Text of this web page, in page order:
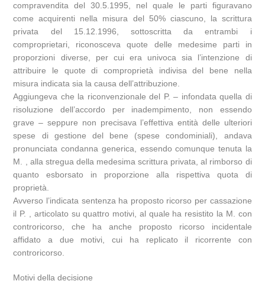
compravendita del 30.5.1995, nel quale le parti figuravano
come acquirenti nella misura del 50% ciascuno, la scrittura
privata del 15.12.1996, sottoscritta da entrambi i
comproprietari, riconosceva quote delle medesime parti in
proporzioni diverse, per cui era univoca sia l’intenzione di
attribuire le quote di comproprietà indivisa del bene nella
misura indicata sia la causa dell’attribuzione.
Aggiungeva che la riconvenzionale del P. – infondata quella di
risoluzione dell’accordo per inadempimento, non essendo
grave – seppure non precisava l’effettiva entità delle ulteriori
spese di gestione del bene (spese condominiali), andava
pronunciata condanna generica, essendo comunque tenuta la
M. , alla stregua della medesima scrittura privata, al rimborso di
quanto esborsato in proporzione alla rispettiva quota di
proprietà.
Avverso l’indicata sentenza ha proposto ricorso per cassazione
il P. , articolato su quattro motivi, al quale ha resistito la M. con
controricorso, che ha anche proposto ricorso incidentale
affidato a due motivi, cui ha replicato il ricorrente con
controricorso.
Motivi della decisione